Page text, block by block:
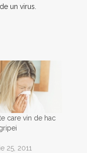
un virus.
care vin de hac
25, 2011